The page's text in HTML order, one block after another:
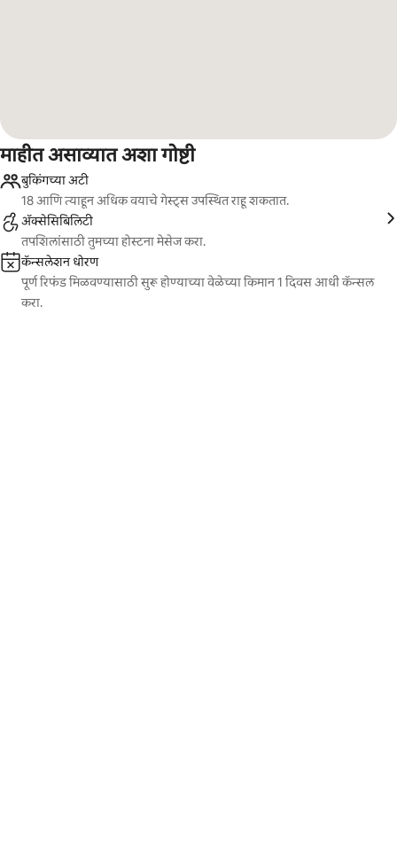
माहीत असाव्यात अशा गोष्टी
बुकिंगच्या अटी
18 आणि त्याहून अधिक वयाचे गेस्ट्स उपस्थित राहू शकतात.
ॲक्सेसिबिलिटी
तपशिलांसाठी तुमच्या होस्टना मेसेज करा.
कॅन्सलेशन धोरण
पूर्ण रिफंड मिळवण्यासाठी सुरू होण्याच्या वेळेच्या किमान 1 दिवस आधी कॅन्सल
करा.